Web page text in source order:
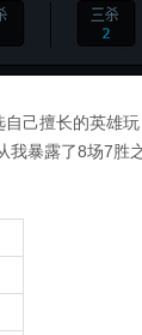
己擅长的英雄
我暴露了8场7胜